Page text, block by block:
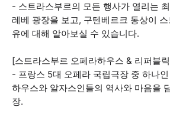
- 스트라스부르의 모든 행사가 열리는
레베 광장을 보고, 구텐베르크 동상이
유에 대해 알아보실 수 있습니다.
[스트라스부르 오페라하우스 & 리퍼블
- 프랑스 5대 오페라 국립극장 중 하나
하우스와 알자스인들의 역사와 마음을
장.